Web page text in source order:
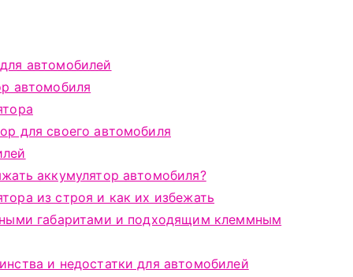
автомобилей
автомобиля
для своего автомобиля
аккумулятор автомобиля?
из строя и как их избежать
габаритами и подходящим клеммным
и недостатки для автомобилей